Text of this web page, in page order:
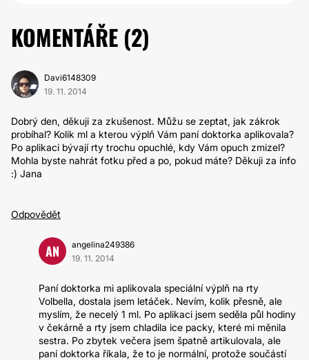
KOMENTÁŘE (2)
Davi6148309
19. 11. 2014
Dobrý den, děkuji za zkušenost. Můžu se zeptat, jak zákrok
probíhal? Kolik ml a kterou výplň Vám paní doktorka aplikovala?
Po aplikaci bývají rty trochu opuchlé, kdy Vám opuch zmizel?
Mohla byste nahrát fotku před a po, pokud máte? Děkuji za info
:) Jana
Odpovědět
AN
angelina249386
19. 11. 2014
Paní doktorka mi aplikovala speciální výplň na rty
Volbella, dostala jsem letáček. Nevím, kolik přesně, ale
myslím, že necelý 1 ml. Po aplikaci jsem seděla půl hodiny
v čekárně a rty jsem chladila ice packy, které mi měnila
sestra. Po zbytek večera jsem špatně artikulovala, ale
paní doktorka říkala, že to je normální, protože součástí